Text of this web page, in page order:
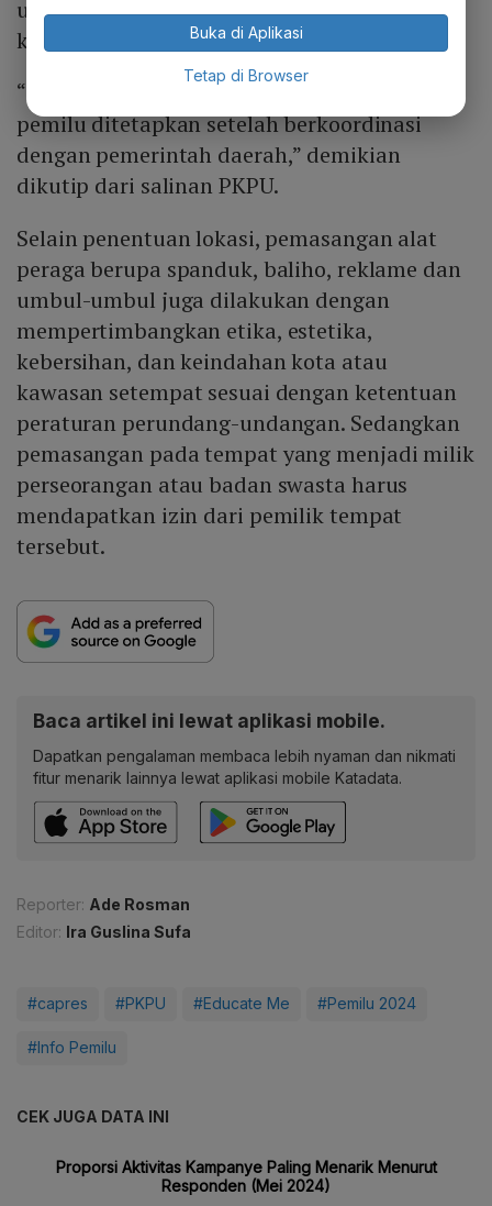
untuk kampanye pemilu di wilayah
kabupaten/kota.
“Lokasi pemasangan alat peraga kampanye
pemilu ditetapkan setelah berkoordinasi
dengan pemerintah daerah,” demikian
dikutip dari salinan PKPU.
Selain penentuan lokasi, pemasangan alat
peraga berupa spanduk, baliho, reklame dan
umbul-umbul juga dilakukan dengan
mempertimbangkan etika, estetika,
kebersihan, dan keindahan kota atau
kawasan setempat sesuai dengan ketentuan
peraturan perundang-undangan. Sedangkan
pemasangan pada tempat yang menjadi milik
perseorangan atau badan swasta harus
mendapatkan izin dari pemilik tempat
tersebut.
Baca artikel ini lewat aplikasi mobile.
Dapatkan pengalaman membaca lebih nyaman dan nikmati
fitur menarik lainnya lewat aplikasi mobile Katadata.
Reporter: Ade Rosman
Editor: Ira Guslina Sufa
#capres #PKPU #Educate Me #Pemilu 2024
#Info Pemilu
CEK JUGA DATA INI
Buka di Aplikasi
Tetap di Browser